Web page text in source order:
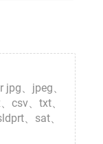
、jpeg、
csv、txt、
、sat、